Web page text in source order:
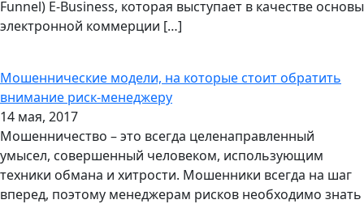
Funnel) E-Business, которая выступает в качестве основы
электронной коммерции […]
Мошеннические модели, на которые стоит обратить
внимание риск-менеджеру
14 мая, 2017
Мошенничество – это всегда целенаправленный
умысел, совершенный человеком, использующим
техники обмана и хитрости. Мошенники всегда на шаг
вперед, поэтому менеджерам рисков необходимо знать